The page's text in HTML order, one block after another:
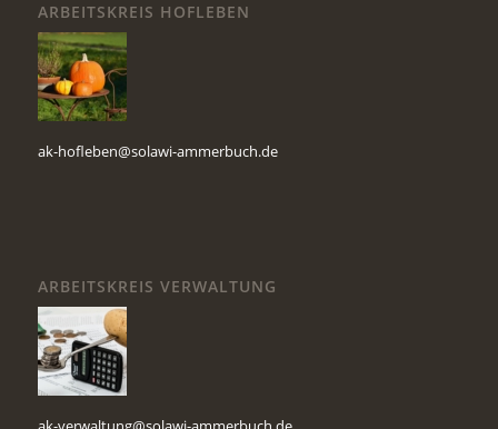
ARBEITSKREIS HOFLEBEN
ak-hofleben@solawi-ammerbuch.de
ARBEITSKREIS VERWALTUNG